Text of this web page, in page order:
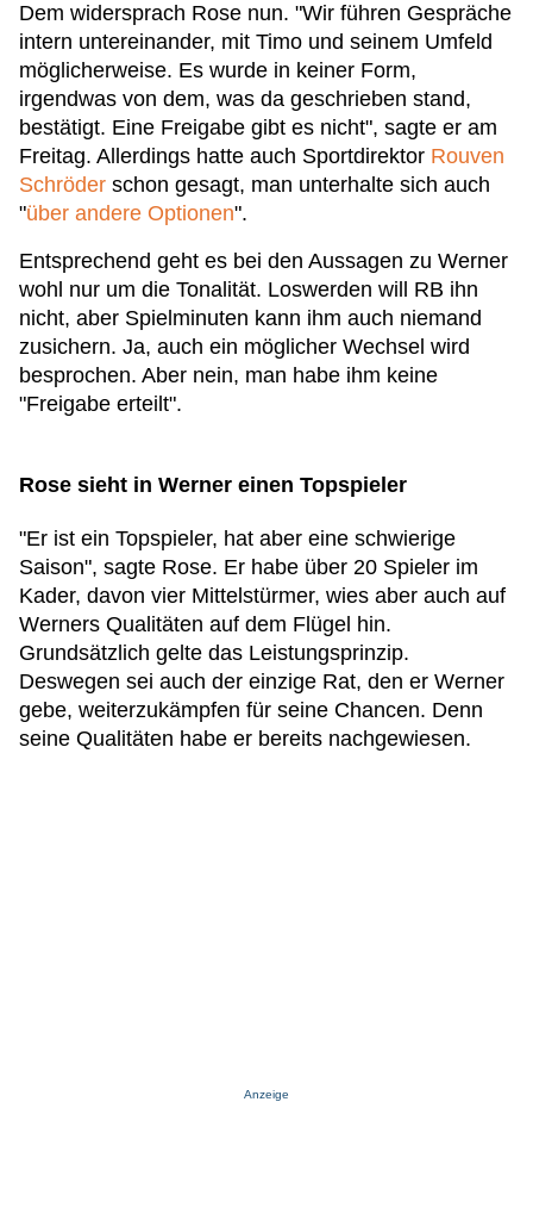
Dem widersprach Rose nun. "Wir führen Gespräche
intern untereinander, mit Timo und seinem Umfeld
möglicherweise. Es wurde in keiner Form,
irgendwas von dem, was da geschrieben stand,
bestätigt. Eine Freigabe gibt es nicht", sagte er am
Freitag. Allerdings hatte auch Sportdirektor Rouven
Schröder schon gesagt, man unterhalte sich auch
"über andere Optionen".
Entsprechend geht es bei den Aussagen zu Werner
wohl nur um die Tonalität. Loswerden will RB ihn
nicht, aber Spielminuten kann ihm auch niemand
zusichern. Ja, auch ein möglicher Wechsel wird
besprochen. Aber nein, man habe ihm keine
"Freigabe erteilt".
Rose sieht in Werner einen Topspieler
"Er ist ein Topspieler, hat aber eine schwierige
Saison", sagte Rose. Er habe über 20 Spieler im
Kader, davon vier Mittelstürmer, wies aber auch auf
Werners Qualitäten auf dem Flügel hin.
Grundsätzlich gelte das Leistungsprinzip.
Deswegen sei auch der einzige Rat, den er Werner
gebe, weiterzukämpfen für seine Chancen. Denn
seine Qualitäten habe er bereits nachgewiesen.
Anzeige